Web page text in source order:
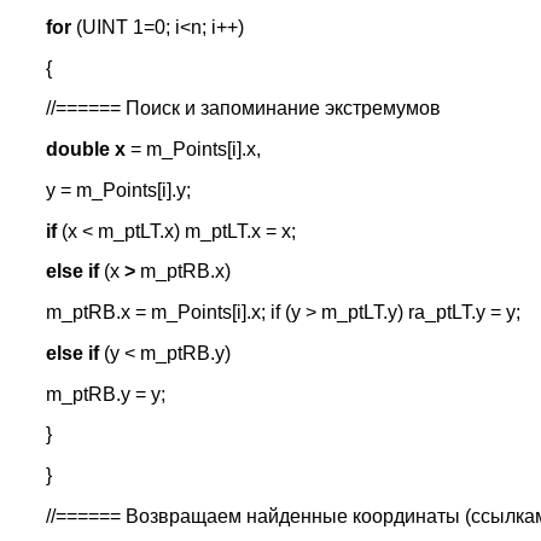
for (UINT 1=0; i<n; i++)
{
//====== Поиск и запоминание экстремумов
double х = m_Points[i].x,
у = m_Points[i].у;
if (x < m_ptLT.x) m_ptLT.x = x;
else if (x > m_ptRB.x)
m_ptRB.x = m_Points[i].x; if (y > m_ptLT.y) ra_ptLT.y = y;
else if (y < m_ptRB.y)
m_ptRB.y = y;
}
}
//====== Возвращаем найденные координаты